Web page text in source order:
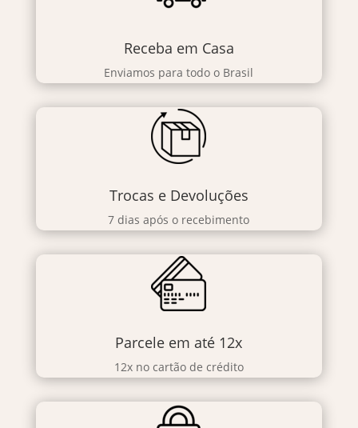
Receba em Casa
Enviamos para todo o Brasil
Trocas e Devoluções
7 dias após o recebimento
Parcele em até 12x
12x no cartão de crédito